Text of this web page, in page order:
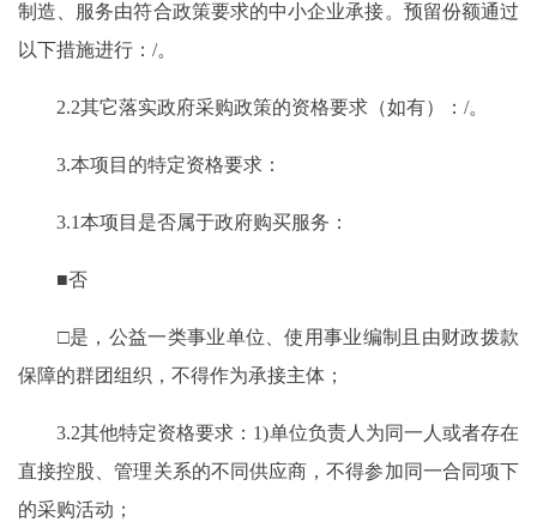
制造、服务由符合政策要求的中小企业承接。预留份额通过
以下措施进行：/。
2.2其它落实政府采购政策的资格要求（如有）：/。
3.本项目的特定资格要求：
3.1本项目是否属于政府购买服务：
■否
□是，公益一类事业单位、使用事业编制且由财政拨款
保障的群团组织，不得作为承接主体；
3.2其他特定资格要求：1)单位负责人为同一人或者存在
直接控股、管理关系的不同供应商，不得参加同一合同项下
的采购活动；